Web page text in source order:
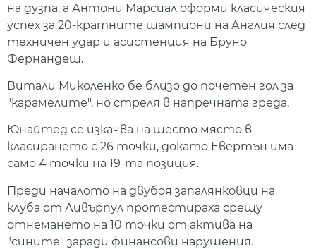
на дузпа, а Антони Марсиал оформи класическия
успех за 20-кратните шампиони на Англия след
техничен удар и асистенция на Бруно
Фернандеш.
Витали Миколенко бе близо до почетен гол за
"карамелите", но стреля в напречната греда.
Юнайтед се изкачва на шесто място в
класирането с 26 точки, докато Евертън има
само 4 точки на 19-та позиция.
Преди началото на двубоя запалянковци на
клуба от Ливърпул протестираха срещу
отнемането на 10 точки от актива на
"сините" заради финансови нарушения.